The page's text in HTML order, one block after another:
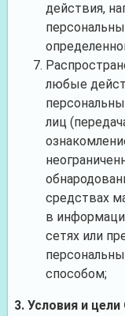
действия,
любые
лиц
средствах
в
сетях или
способом;
3. Условия и